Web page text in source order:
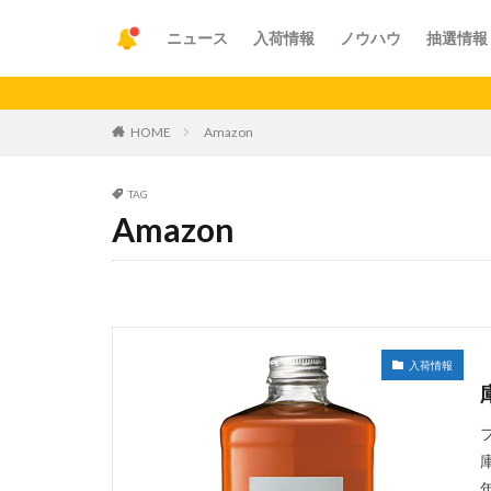
ニュース 入荷情報 ノウハウ 抽選情報
HOME Amazon
TAG
Amazon
入荷情報